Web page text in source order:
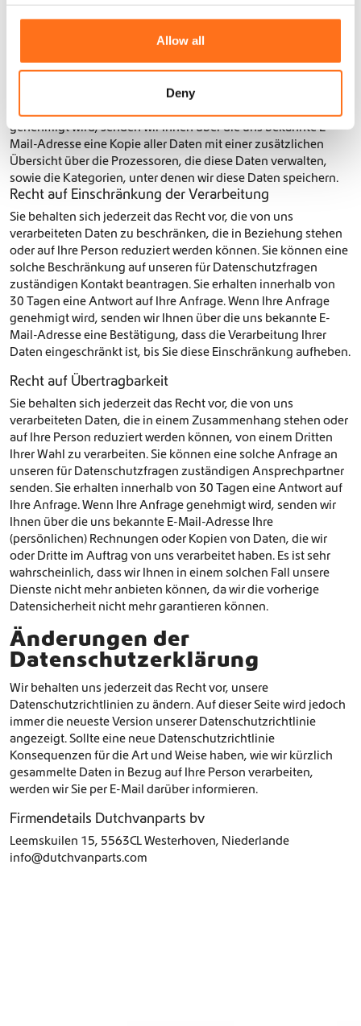
Allow all
Deny
Sie behalten sich jederzeit das Recht vor, die von uns
verarbeiteten Daten anzuzeigen, die in Beziehung stehen oder
auf Ihre Person reduziert werden können. Sie können eine
solche Anzeige bei unserem für Datenschutzfragen
zuständigen Kontakt anfordern. Sie erhalten innerhalb von 30
genehmigt wird, senden wir Ihnen über die uns bekannte E-
Mail-Adresse eine Kopie aller Daten mit einer zusätzlichen
Übersicht über die Prozessoren, die diese Daten verwalten,
sowie die Kategorien, unter denen wir diese Daten speichern.
Recht auf Einschränkung der Verarbeitung
Sie behalten sich jederzeit das Recht vor, die von uns
verarbeiteten Daten zu beschränken, die in Beziehung stehen
oder auf Ihre Person reduziert werden können. Sie können eine
solche Beschränkung auf unseren für Datenschutzfragen
zuständigen Kontakt beantragen. Sie erhalten innerhalb von
30 Tagen eine Antwort auf Ihre Anfrage. Wenn Ihre Anfrage
genehmigt wird, senden wir Ihnen über die uns bekannte E-
Mail-Adresse eine Bestätigung, dass die Verarbeitung Ihrer
Daten eingeschränkt ist, bis Sie diese Einschränkung aufheben.
Recht auf Übertragbarkeit
Sie behalten sich jederzeit das Recht vor, die von uns
verarbeiteten Daten, die in einem Zusammenhang stehen oder
auf Ihre Person reduziert werden können, von einem Dritten
Ihrer Wahl zu verarbeiten. Sie können eine solche Anfrage an
unseren für Datenschutzfragen zuständigen Ansprechpartner
senden. Sie erhalten innerhalb von 30 Tagen eine Antwort auf
Ihre Anfrage. Wenn Ihre Anfrage genehmigt wird, senden wir
Ihnen über die uns bekannte E-Mail-Adresse Ihre
(persönlichen) Rechnungen oder Kopien von Daten, die wir
oder Dritte im Auftrag von uns verarbeitet haben. Es ist sehr
wahrscheinlich, dass wir Ihnen in einem solchen Fall unsere
Dienste nicht mehr anbieten können, da wir die vorherige
Datensicherheit nicht mehr garantieren können.
Änderungen der
Datenschutzerklärung
Wir behalten uns jederzeit das Recht vor, unsere
Datenschutzrichtlinien zu ändern. Auf dieser Seite wird jedoch
immer die neueste Version unserer Datenschutzrichtlinie
angezeigt. Sollte eine neue Datenschutzrichtlinie
Konsequenzen für die Art und Weise haben, wie wir kürzlich
gesammelte Daten in Bezug auf Ihre Person verarbeiten,
werden wir Sie per E-Mail darüber informieren.
Firmendetails Dutchvanparts bv
Leemskuilen 15, 5563CL Westerhoven, Niederlande
info@dutchvanparts.com